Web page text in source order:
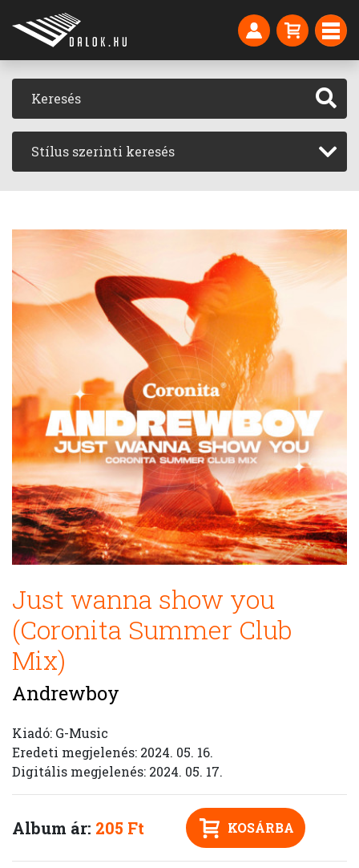
Stílus szerinti keresés
Just wanna show you
(Coronita Summer Club
Mix)
Andrewboy
Kiadó: G-Music
Eredeti megjelenés: 2024. 05. 16.
Digitális megjelenés: 2024. 05. 17.
Album ár: 205 Ft KOSÁRBA